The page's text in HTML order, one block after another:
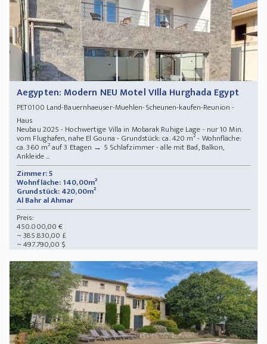
Aegypten: Modern NEU Motel VIlla Hurghada Egypt
PET0100 Land-Bauernhaeuser-Muehlen-Scheunen-kaufen-Reunion -
Haus
Neubau 2025 - Hochwertige Villa in Mobarak Ruhige Lage - nur 10 Min.
vom Flughafen, nahe El Gouna - Grundstück: ca. 420 m² - Wohnfläche:
ca. 360 m² auf 3 Etagen → ️5 Schlafzimmer - alle mit Bad, Balkon,
Ankleide ...
Zimmer: 5
Wohnfläche: 140,00m²
Grundstück: 420,00m²
Al Bahr al Ahmar
Preis:
450.000,00 €
~ 385.830,00 £
~ 497.790,00 $